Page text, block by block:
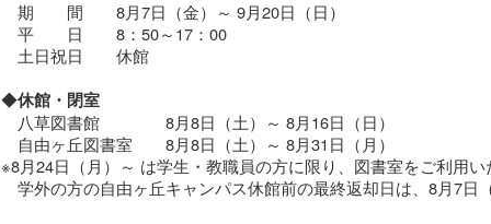
期 間 8月7日（金）～ 9月20日（日）
平 日 8：50～17：00
土日祝日 休館
◆休館・閉室
八草図書館 8月8日（土）～ 8月16日（日）
自由ヶ丘図書室 8月8日（土）～ 8月31日（月）
※8月24日（月）～ は学生・教職員の方に限り、図書室をご利用い
学外の方の自由ヶ丘キャンパス休館前の最終返却日は、8月7日